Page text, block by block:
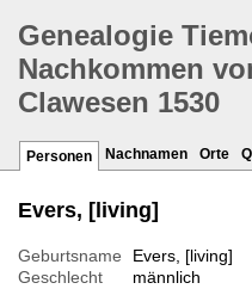
Genealogie
Nachkommen
Clawesen 1530
Personen Nachnamen Orte
Evers, [living]
Geburtsname
Evers, [living]
Geschlecht
männlich